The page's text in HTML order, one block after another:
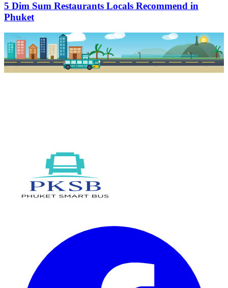
5 Dim Sum Restaurants Locals Recommend in
Phuket
PKSB STOP
PHUKET SMART BUS R1